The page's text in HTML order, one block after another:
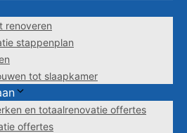
renoveren
stappenplan
tot slaapkamer
en totaalrenovatie offertes
offertes